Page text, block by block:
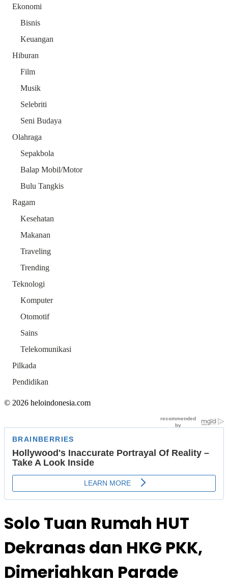
Ekonomi
Bisnis
Keuangan
Hiburan
Film
Musik
Selebriti
Seni Budaya
Olahraga
Sepakbola
Balap Mobil/Motor
Bulu Tangkis
Ragam
Kesehatan
Makanan
Traveling
Trending
Teknologi
Komputer
Otomotif
Sains
Telekomunikasi
Pilkada
Pendidikan
© 2026 heloindonesia.com
Solo Tuan Rumah HUT
Dekranas dan HKG PKK,
Dimeriahkan Parade